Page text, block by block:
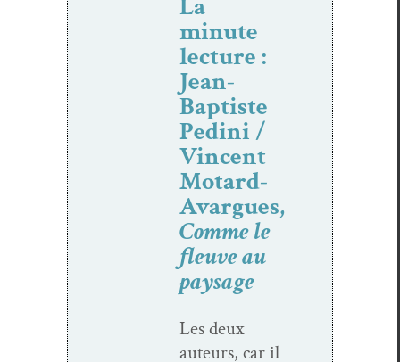
minute
lecture :
Jean-
Baptiste
Pedini /
Vincent
Motard-
Avargues,
Comme le
fleuve au
paysage
Les deux
auteurs, car il